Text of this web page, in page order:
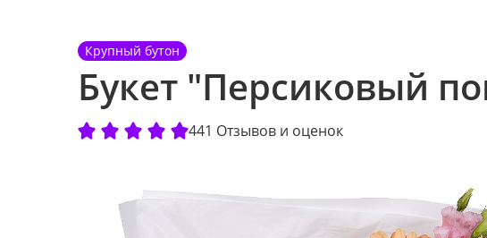
Крупный бутон
Букет "Персиковый
441 Отзывов и оценок